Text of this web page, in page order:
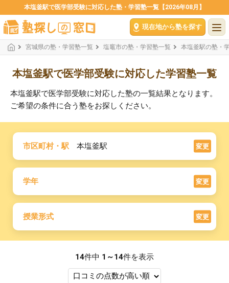
本塩釜駅で医学部受験に対応した塾・学習塾一覧【2026年08月】
現在地から塾を探す
宮城県の塾・学習塾一覧 塩竈市の塾・学習塾一覧 本塩釜駅の塾・
本塩釜駅で医学部受験に対応した学習塾一覧
本塩釜駅で医学部受験に対応した塾の一覧結果となります。
ご希望の条件に合う塾をお探しください。
市区町村・駅 本塩釜駅 変更
学年 変更
授業形式 変更
14件中 1～14件を表示